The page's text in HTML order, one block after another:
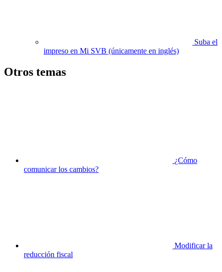
Suba el
impreso en Mi SVB (únicamente en inglés)
Otros temas
¿Cómo
comunicar los cambios?
Modificar la
reducción fiscal